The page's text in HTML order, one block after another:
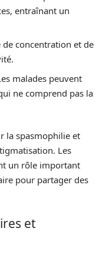
entraînant un
de concentration et de
malades peuvent
ne comprend pas la
la spasmophilie et
Les
un rôle important
pour partager des
et